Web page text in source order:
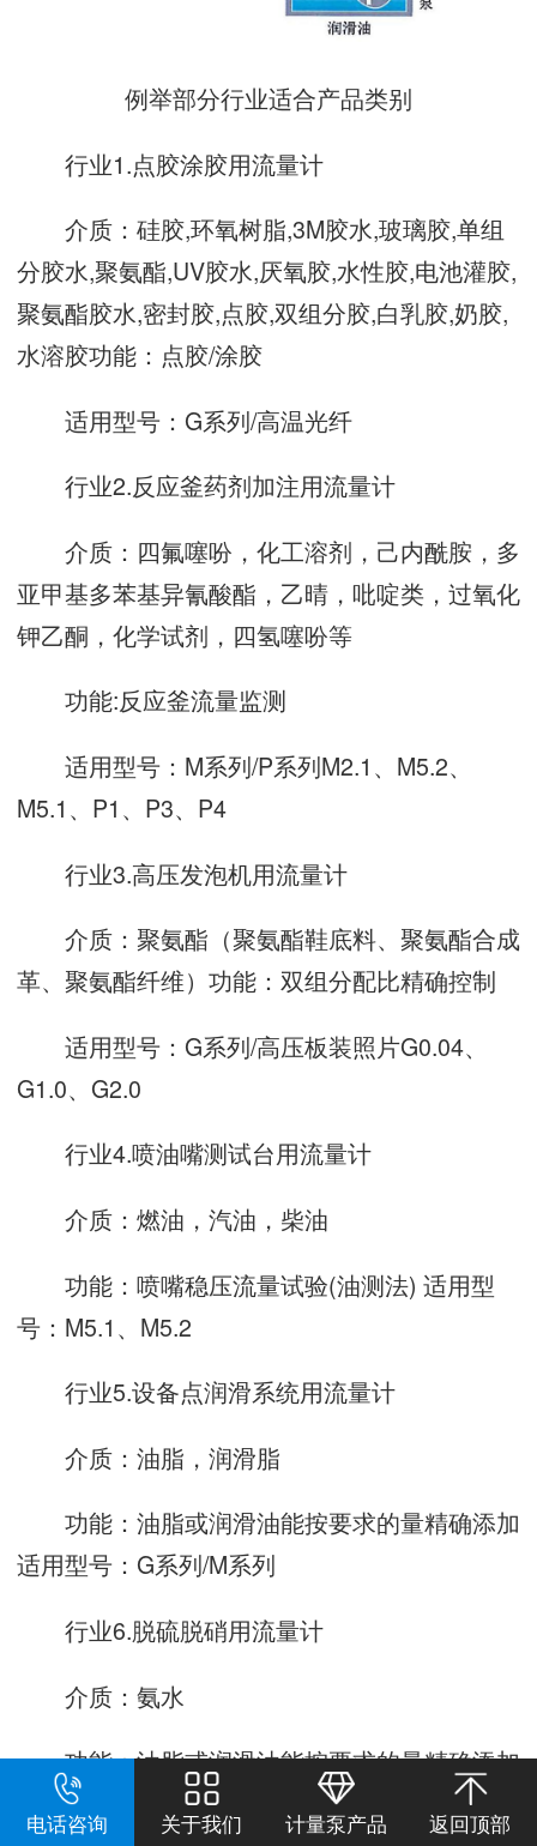
例举部分行业适合产品类别
行业1.点胶涂胶用流量计
介质：硅胶,环氧树脂,3M胶水,玻璃胶,单组
分胶水,聚氨酯,UV胶水,厌氧胶,水性胶,电池灌胶,
聚氨酯胶水,密封胶,点胶,双组分胶,白乳胶,奶胶,
水溶胶功能：点胶/涂胶
适用型号：G系列/高温光纤
行业2.反应釜药剂加注用流量计
介质：四氟噻吩，化工溶剂，己内酰胺，多
亚甲基多苯基异氰酸酯，乙晴，吡啶类，过氧化
钾乙酮，化学试剂，四氢噻吩等
功能:反应釜流量监测
适用型号：M系列/P系列M2.1、M5.2、
M5.1、P1、P3、P4
行业3.高压发泡机用流量计
介质：聚氨酯（聚氨酯鞋底料、聚氨酯合成
革、聚氨酯纤维）功能：双组分配比精确控制
适用型号：G系列/高压板装照片G0.04、
G1.0、G2.0
行业4.喷油嘴测试台用流量计
介质：燃油，汽油，柴油
功能：喷嘴稳压流量试验(油测法) 适用型
号：M5.1、M5.2
行业5.设备点润滑系统用流量计
介质：油脂，润滑脂
功能：油脂或润滑油能按要求的量精确添加
适用型号：G系列/M系列
行业6.脱硫脱硝用流量计
介质：氨水
功能：油脂或润滑油能按要求的量精确添加
适用型号：G系列/M系列
电话咨询 关于我们 计量泵产品 返回顶部